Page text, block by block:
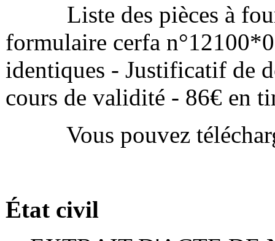
Liste des pièces à
formulaire cerfa
identiques - Justificatif de
cours de validité - 86€ en
Vous pouvez
État civil